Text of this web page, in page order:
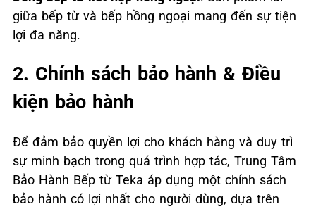
giữa bếp từ và bếp hồng ngoại mang đến sự tiện
lợi đa năng.
2. Chính sách bảo hành & Điều
kiện bảo hành
Để đảm bảo quyền lợi cho khách hàng và duy trì
sự minh bạch trong quá trình hợp tác, Trung Tâm
Bảo Hành Bếp từ Teka áp dụng một chính sách
bảo hành có lợi nhất cho người dùng, dựa trên